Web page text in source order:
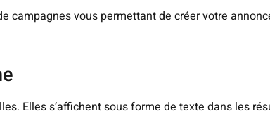
campagnes vous permettant de créer votre
Elles s’affichent sous forme de texte dans les